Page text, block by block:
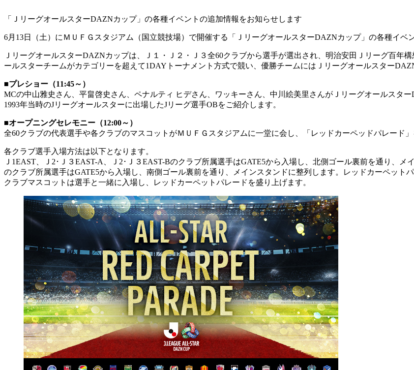
「ＪリーグオールスターDAZNカップ」の各種イベントの追加情報をお知らせします
6月13日（土）にＭＵＦＧスタジアム（国立競技場）で開催する「ＪリーグオールスターDAZNカップ」の各種イベ
ＪリーグオールスターDAZNカップは、Ｊ１・Ｊ２・Ｊ３全60クラブから選手が選出され、明治安田Ｊリーグ百年
ールスターチームがカテゴリーを超えて1DAYトーナメント方式で競い、優勝チームにはＪリーグオールスター
■プレショー（11:45～）
MCの中山雅史さん、平畠啓史さん、ペナルティ ヒデさん、ワッキーさん、中川絵美里さんがＪリーグオールスター
1993年当時のJリーグオールスターに出場したJリーグ選手OBをご紹介します。
■オープニングセレモニー（12:00～）
全60クラブの代表選手や各クラブのマスコットがＭＵＦＧスタジアムに一堂に会し、「レッドカーペッドパレード
各クラブ選手入場方法は以下となります。
Ｊ1EAST、Ｊ2･Ｊ３EAST-A、Ｊ2･Ｊ３EAST-Bのクラブ所属選手はGATE5から入場し、北側ゴール裏前を通り、
のクラブ所属選手はGATE5から入場し、南側ゴール裏前を通り、メインスタンドに整列します。レッドカーペット
クラブマスコットは選手と一緒に入場し、レッドカーペットパレードを盛り上げます。